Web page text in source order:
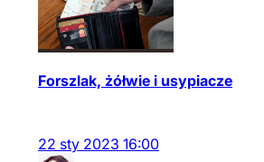
Forszlak, żółwie i usypiacze
22 sty 2023 16:00